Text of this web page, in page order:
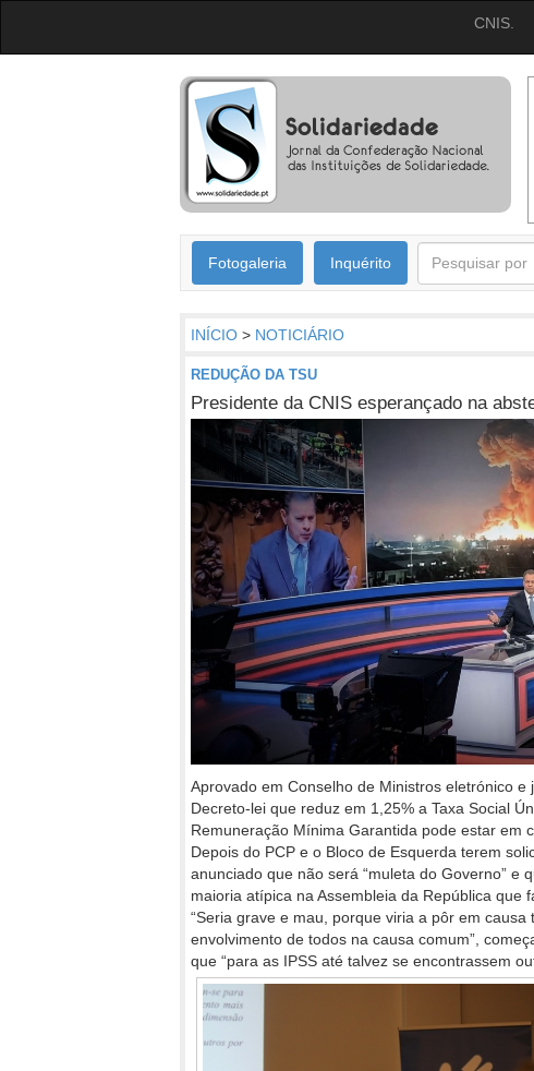
CNIS.
Fotogaleria Inquérito
INÍCIO > NOTICIÁRIO
REDUÇÃO DA TSU
Presidente da CNIS esperançado na
Aprovado em Conselho de Ministros eletrónico
Decreto-lei que reduz em 1,25% a Taxa Social
Remuneração Mínima Garantida pode estar em
Depois do PCP e o Bloco de Esquerda terem
anunciado que não será “muleta do Governo” e
maioria atípica na Assembleia da República que
“Seria grave e mau, porque viria a pôr em
envolvimento de todos na causa comum”,
que “para as IPSS até talvez se encontrassem